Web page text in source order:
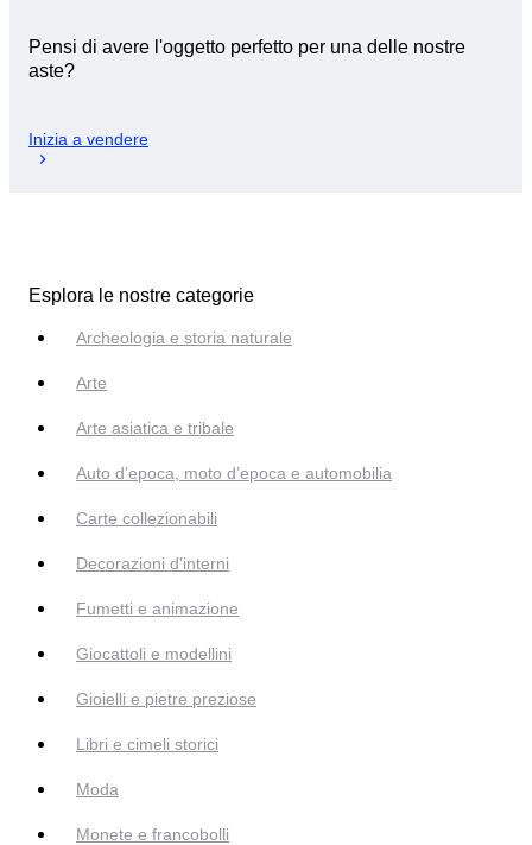
Pensi di avere l'oggetto perfetto per una delle nostre
aste?
Inizia a vendere
Esplora le nostre categorie
Archeologia e storia naturale
Arte
Arte asiatica e tribale
Auto d’epoca, moto d’epoca e automobilia
Carte collezionabili
Decorazioni d'interni
Fumetti e animazione
Giocattoli e modellini
Gioielli e pietre preziose
Libri e cimeli storici
Moda
Monete e francobolli